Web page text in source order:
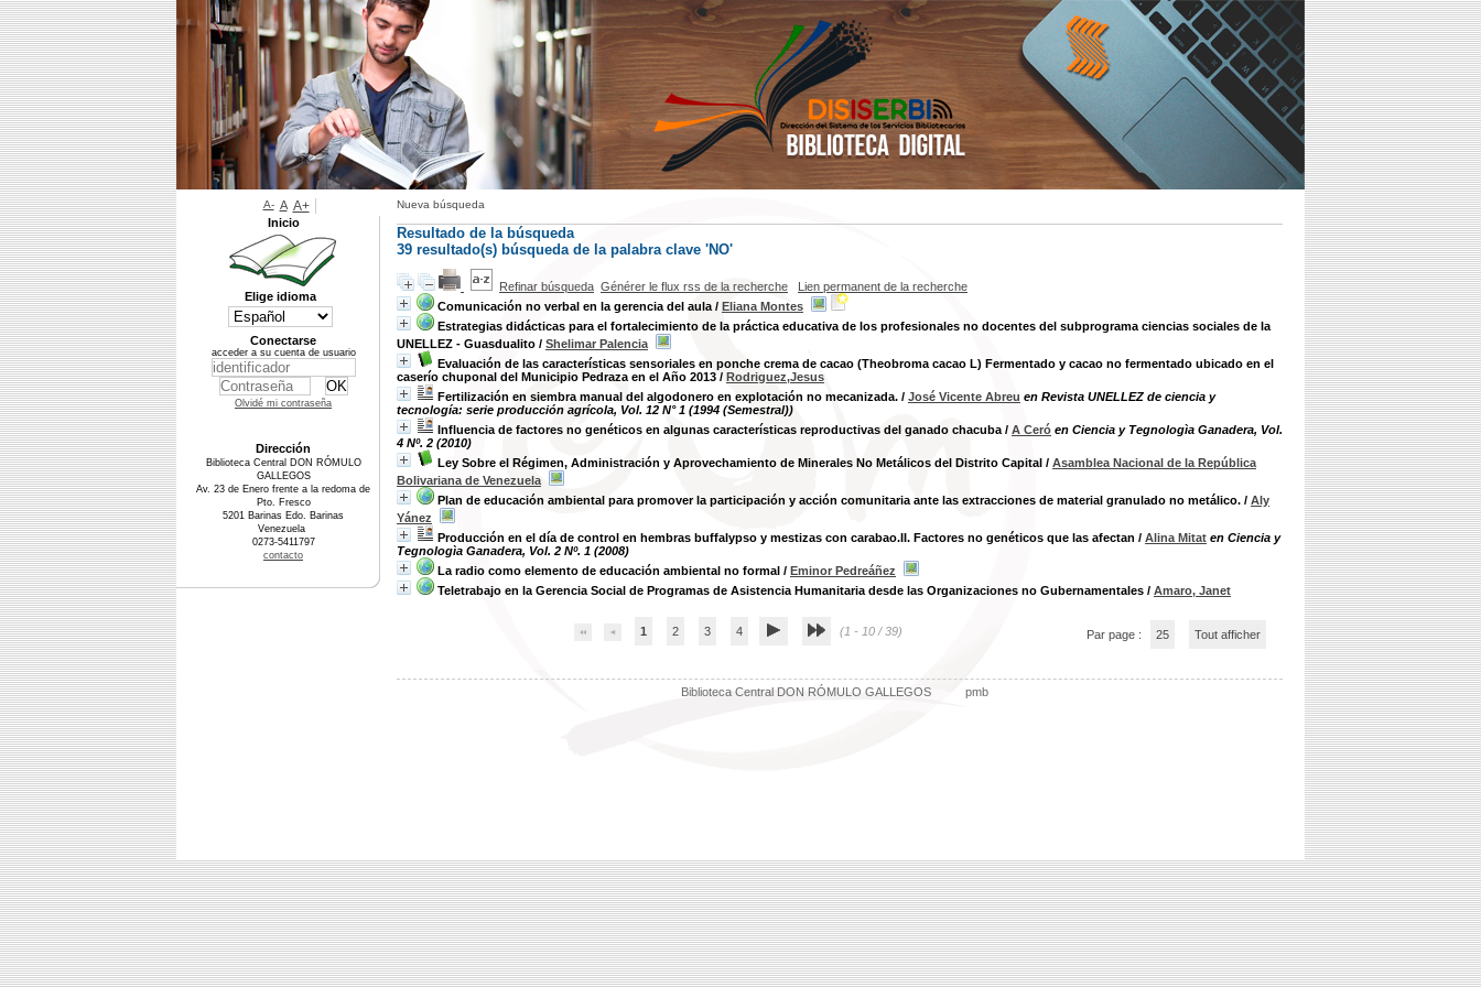
Nueva búsqueda
Resultado de la búsqueda
39 resultado(s) búsqueda de la palabra clave 'NO'
Refinar búsqueda Générer le flux rss de la recherche
Lien permanent de la recherche
Comunicación no verbal en la gerencia del aula / Eliana Montes
Estrategias didácticas para el fortalecimiento de la práctica educativa de los profesionales no docentes del subprograma ciencias sociales de la
UNELLEZ - Guasdualito / Shelimar Palencia
Evaluación de las características sensoriales en ponche crema de cacao (Theobroma cacao L) Fermentado y cacao no fermentado ubicado en el
caserío chuponal del Municipio Pedraza en el Año 2013 / Rodriguez,Jesus
Fertilización en siembra manual del algodonero en explotación no mecanizada. / José Vicente Abreu en Revista UNELLEZ de ciencia y
tecnología: serie producción agrícola, Vol. 12 N° 1 (1994 (Semestral))
Influencia de factores no genéticos en algunas características reproductivas del ganado chacuba / A Ceró en Ciencia y Tegnologìa Ganadera, Vol.
4 Nº. 2 (2010)
Ley Sobre el Régimen, Administración y Aprovechamiento de Minerales No Metálicos del Distrito Capital / Asamblea Nacional de la República
Bolivariana de Venezuela
Plan de educación ambiental para promover la participación y acción comunitaria ante las extracciones de material granulado no metálico. / Aly
Yánez
Producción en el día de control en hembras buffalypso y mestizas con carabao.II. Factores no genéticos que las afectan / Alina Mitat en Ciencia y
Tegnologìa Ganadera, Vol. 2 Nº. 1 (2008)
La radio como elemento de educación ambiental no formal / Eminor Pedreáñez
Teletrabajo en la Gerencia Social de Programas de Asistencia Humanitaria desde las Organizaciones no Gubernamentales / Amaro, Janet
1 2 3 4 (1 - 10 / 39) Par page : 25 Tout afficher
Biblioteca Central DON RÓMULO GALLEGOS pmb
A- A A+
Inicio
Elige idioma
Conectarse
acceder a su cuenta de usuario
Olvidé mi contraseña
Dirección
Biblioteca Central DON RÓMULO
GALLEGOS
Av. 23 de Enero frente a la redoma de
Pto. Fresco
5201 Barinas Edo. Barinas
Venezuela
0273-5411797
contacto